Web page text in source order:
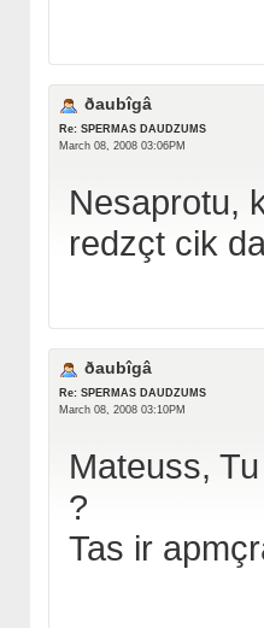
ðaubîgâ
Re: SPERMAS DAUDZUMS
March 08, 2008 03:06PM
Nesaprotu,
redzçt cik
ðaubîgâ
Re: SPERMAS DAUDZUMS
March 08, 2008 03:10PM
Mateuss,
?
Tas ir